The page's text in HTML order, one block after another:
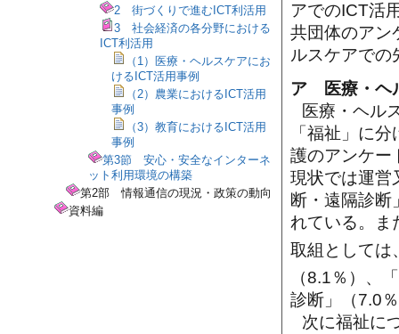
アでのICT活
共団体のアン
ルスケアでの
ア 医療・ヘ
医療・ヘル
「福祉」に
護のアンケー
現状では運営
断・遠隔診
れている。ま
取組としては
（8.1％）、
診断」（7.0
次に福祉に
2 街づくりで進むICT利活用
3 社会経済の各分野における
ICT利活用
（1）医療・ヘルスケアにお
けるICT活用事例
（2）農業におけるICT活用
事例
（3）教育におけるICT活用
事例
第3節 安心・安全なインターネ
ット利用環境の構築
第2部 情報通信の現況・政策の動向
資料編